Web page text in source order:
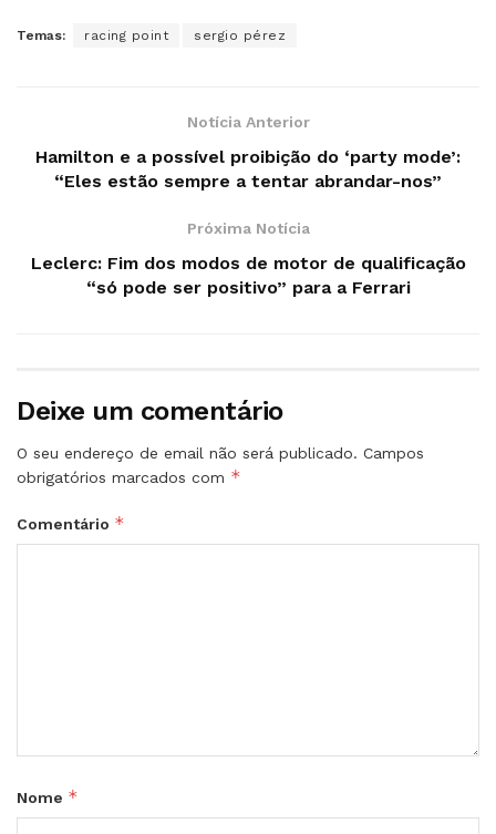
Temas: racing point sergio pérez
Notícia Anterior
Hamilton e a possível proibição do ‘party mode’:
“Eles estão sempre a tentar abrandar-nos”
Próxima Notícia
Leclerc: Fim dos modos de motor de qualificação
“só pode ser positivo” para a Ferrari
Deixe um comentário
O seu endereço de email não será publicado. Campos
obrigatórios marcados com *
Comentário *
Nome *